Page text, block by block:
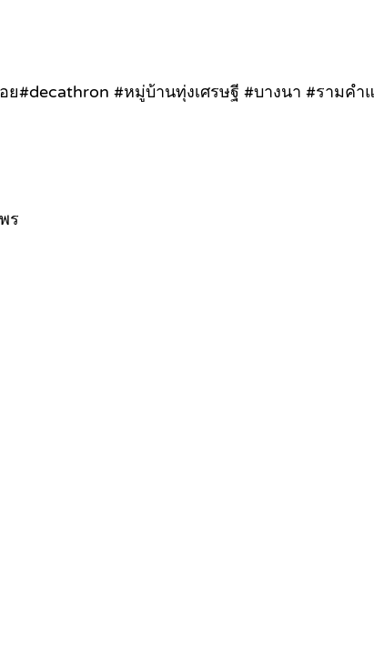
#decathron #หมู่บ้านทุ่งเศรษฐี #บางนา #รามค
ร